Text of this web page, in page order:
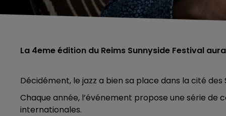
La 4eme édition du Reims Sunnyside Festival
Décidément, le jazz a bien sa place dans la cité des
Chaque année, l’événement propose une série
internationales.